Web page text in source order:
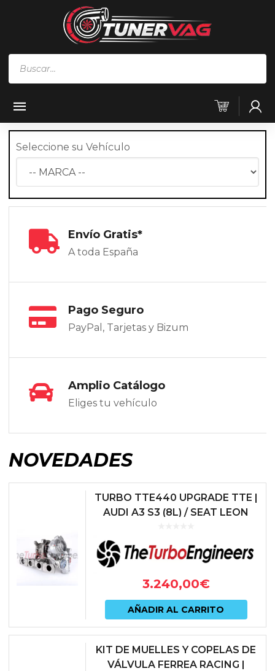
Seleccione su Vehículo
Envío Gratis*
A toda España
Pago Seguro
PayPal, Tarjetas y Bizum
Amplio Catálogo
Eliges tu vehículo
NOVEDADES
TURBO TTE440 UPGRADE TTE |
AUDI A3 S3 (8L) / SEAT LEON
GOLF 4 GTI (1.8T)
3.240,00€
AÑADIR AL CARRITO
KIT DE MUELLES Y COPELAS DE
VÁLVULA FERREA RACING |